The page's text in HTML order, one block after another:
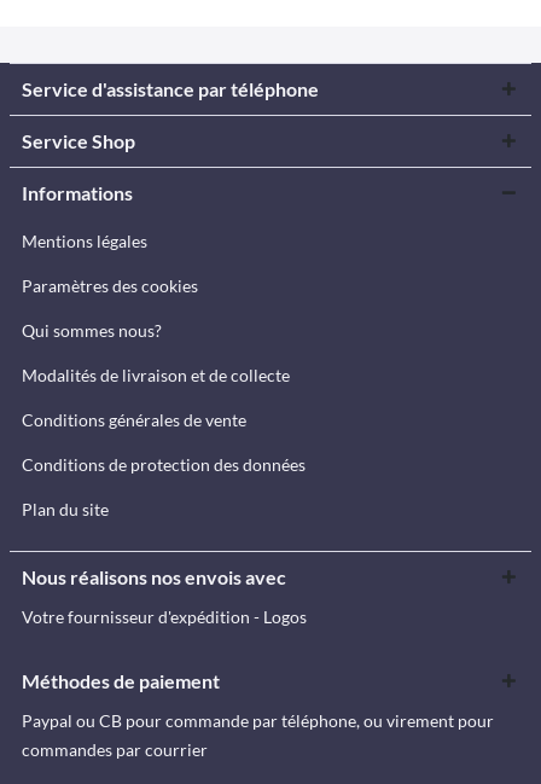
Service d'assistance par téléphone
Service Shop
Informations
Mentions légales
Paramètres des cookies
Qui sommes nous?
Modalités de livraison et de collecte
Conditions générales de vente
Conditions de protection des données
Plan du site
Nous réalisons nos envois avec
Votre fournisseur d'expédition - Logos
Méthodes de paiement
Paypal ou CB pour commande par téléphone, ou virement pour
commandes par courrier